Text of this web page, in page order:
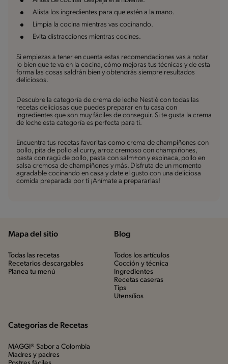
Alista los ingredientes para que estén a la mano.
Limpia la cocina mientras vas cocinando.
Evita distracciones mientras cocines.
Si empiezas a tener en cuenta estas recomendaciones vas a notar
lo bien que te va en la cocina, cómo mejoras tus técnicas y de esta
forma las cosas saldrán bien y obtendrás siempre resultados
deliciosos.
Descubre la categoría de crema de leche Nestlé con todas las
recetas deliciosas que puedes preparar en tu casa con
ingredientes que son muy fáciles de conseguir. Si te gusta la crema
de leche esta categoría es perfecta para ti.
Encuentra tus recetas favoritas como crema de champiñones con
pollo, pita de pollo al curry, arroz cremoso con champiñones,
pasta con ragú de pollo, pasta con salm+on y espinaca, pollo en
salsa cremosa de champiñones y más. Disfruta de un momento
agradable cocinando en casa y date el gusto con una deliciosa
comida preparada por ti ¡Anímate a prepararlas!
Mapa del sitio
Todas las recetas
Recetarios descargables
Planea tu menú
Blog
Todos los artículos
Cocción y técnica
Ingredientes
Recetas caseras
Tips
Utensílios
Categorias de Recetas
MAGGI® Sabor a Colombia
Madres y padres